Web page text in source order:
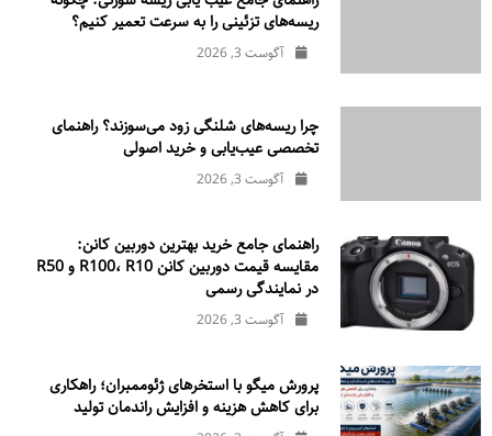
ریسه‌های تزئینی را به سرعت تعمیر کنیم؟
آگوست 3, 2026
چرا ریسه‌های شلنگی زود می‌سوزند؟ راهنمای
تخصصی عیب‌یابی و خرید اصولی
آگوست 3, 2026
راهنمای جامع خرید بهترین دوربین کانن:
مقایسه قیمت دوربین کانن R100، R10 و R50
در نمایندگی رسمی
آگوست 3, 2026
پرورش میگو با استخرهای ژئوممبران؛ راهکاری
برای کاهش هزینه و افزایش راندمان تولید